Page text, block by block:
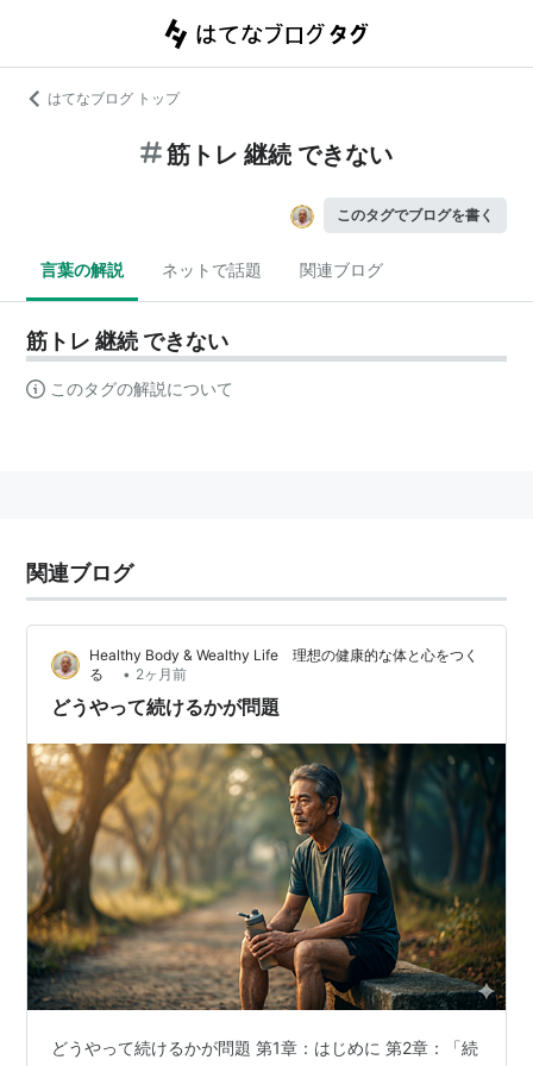
はてなブログ トップ
筋トレ 継続 できない
このタグでブログを書く
言葉の解説 ネットで話題 関連ブログ
筋トレ 継続 できない
このタグの解説について
関連ブログ
Healthy Body & Wealthy Life 理想の健康的な体と心をつく
る
• 2ヶ月前
どうやって続けるかが問題
どうやって続けるかが問題 第1章：はじめに 第2章：「続